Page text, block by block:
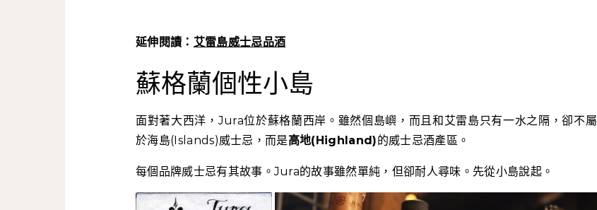
延伸閱讀： 艾雷島威士忌品酒
蘇格蘭個性小島
面對著大西洋，Jura位於蘇格蘭西岸。雖然個島嶼，而且和艾雷島只有一水之隔，卻不屬
於海島(Islands)威士忌，而是高地(Highland)的威士忌酒產區。
每個品牌威士忌有其故事。Jura的故事雖然單純，但卻耐人尋味。先從小島說起。